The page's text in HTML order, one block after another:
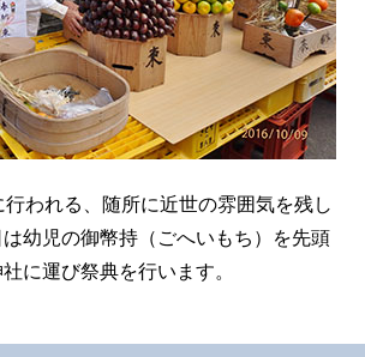
われる、随所に近世の雰囲気を残し
幼児の御幣持（ごへいもち）を先頭
に運び祭典を行います。